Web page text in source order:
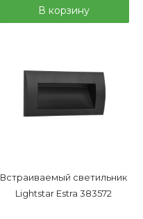
В корзину
Встраиваемый светильник
Lightstar Estra 383572